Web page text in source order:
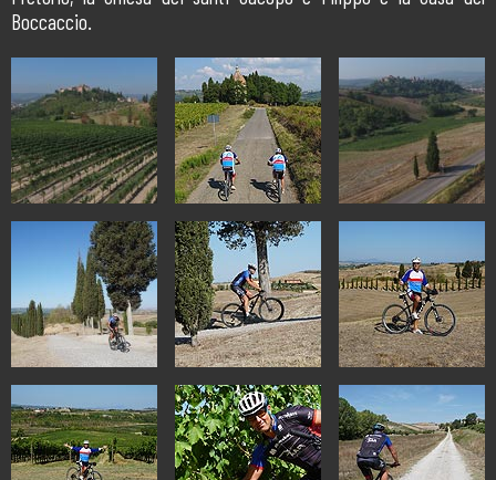
Boccaccio.